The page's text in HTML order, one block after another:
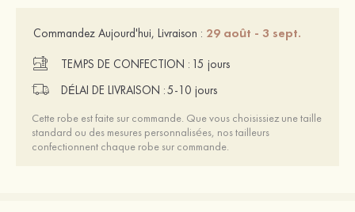
Commandez Aujourd'hui, Livraison : 29 août - 3 sept.
TEMPS DE CONFECTION : 15 jours
DÉLAI DE LIVRAISON :5-10 jours
Cette robe est faite sur commande. Que vous choisissiez une taille
standard ou des mesures personnalisées, nos tailleurs
confectionnent chaque robe sur commande.